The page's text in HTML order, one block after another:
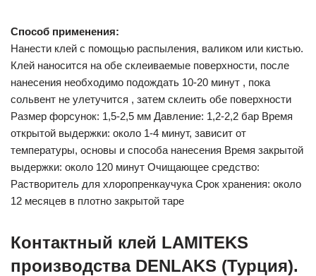
Способ применения:
Нанести клей с помощью распыления, валиком или кистью.
Клей наносится на обе склеиваемые поверхности, после
нанесения необходимо подождать 10-20 минут , пока
сольвент не улетучится , затем склеить обе поверхности
Размер форсунок: 1,5-2,5 мм Давление: 1,2-2,2 бар Время
открытой выдержки: около 1-4 минут, зависит от
температуры, основы и способа нанесения Время закрытой
выдержки: около 120 минут Очищающее средство:
Растворитель для хлоропренкаучука Срок хранения: около
12 месяцев в плотно закрытой таре
Контактный клей LAMITEKS
производства DENLAKS (Турция).